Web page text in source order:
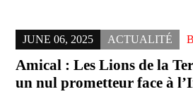
JUNE 06, 2025 ACTUALITÉ
Amical : Les Lions de la
un nul prometteur face à